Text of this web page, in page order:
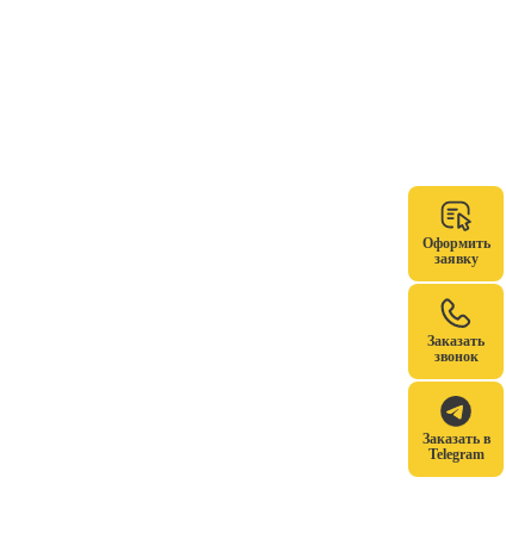
Оформить
заявку
Заказать
звонок
Заказать в
Telegram